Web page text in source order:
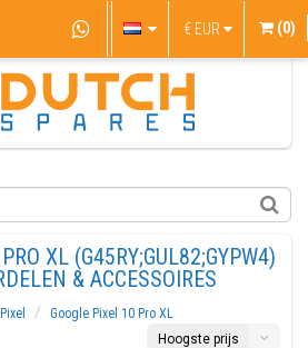
€ EUR (0)
XL (G45RY;GUL82;GYPW4)
& ACCESSOIRES
Google Pixel 10 Pro XL
Hoogste prijs